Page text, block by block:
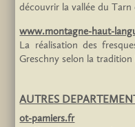
découvrir la vallée du
www.montagne-haut-
La réalisation des
Greschny selon la
AUTRES
ot-pamiers.fr